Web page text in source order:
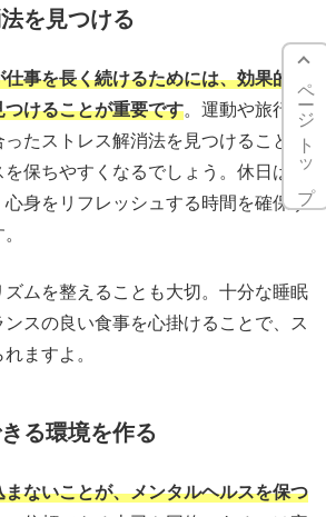
を見つける
事を長く続けるためには、効果的な
けることが重要です。運動や旅行、
たストレス解消法を見つけること
保ちやすくなるでしょう。休日は仕
身をリフレッシュする時間を確保す
ズムを整えることも大切。十分な睡眠
スの良い食事を心掛けることで、ス
ますよ。
る環境を作る
ないことが、メンタルヘルスを保つ
ページトップ